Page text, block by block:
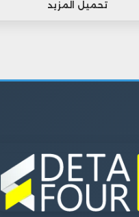
تحميل المزيد